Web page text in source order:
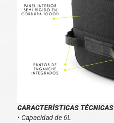
CARACTERÍSTICAS TÉCNICAS
• Capacidad de 6L